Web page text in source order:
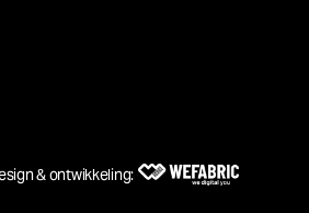
& ontwikkeling: